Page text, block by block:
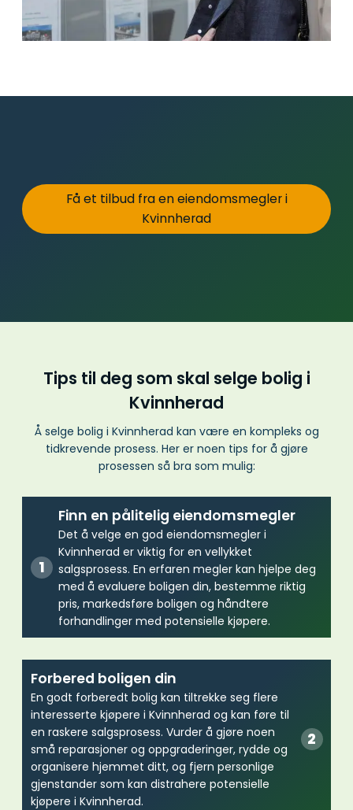
Få et tilbud fra en eiendomsmegler i
Kvinnherad
Tips til deg som skal selge bolig i
Kvinnherad
Å selge bolig i Kvinnherad kan være en kompleks og
tidkrevende prosess. Her er noen tips for å gjøre
prosessen så bra som mulig:
Finn en pålitelig eiendomsmegler
Det å velge en god eiendomsmegler i
Kvinnherad er viktig for en vellykket
salgsprosess. En erfaren megler kan hjelpe deg
med å evaluere boligen din, bestemme riktig
pris, markedsføre boligen og håndtere
forhandlinger med potensielle kjøpere.
Forbered boligen din
En godt forberedt bolig kan tiltrekke seg flere
interesserte kjøpere i Kvinnherad og kan føre til
en raskere salgsprosess. Vurder å gjøre noen
små reparasjoner og oppgraderinger, rydde og
organisere hjemmet ditt, og fjern personlige
gjenstander som kan distrahere potensielle
kjøpere i Kvinnherad.